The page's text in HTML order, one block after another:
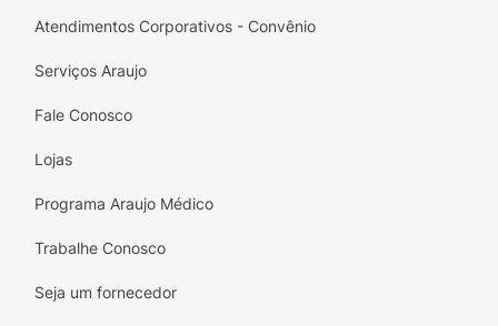
Atendimentos Corporativos - Convênio
Serviços Araujo
Fale Conosco
Lojas
Programa Araujo Médico
Trabalhe Conosco
Seja um fornecedor